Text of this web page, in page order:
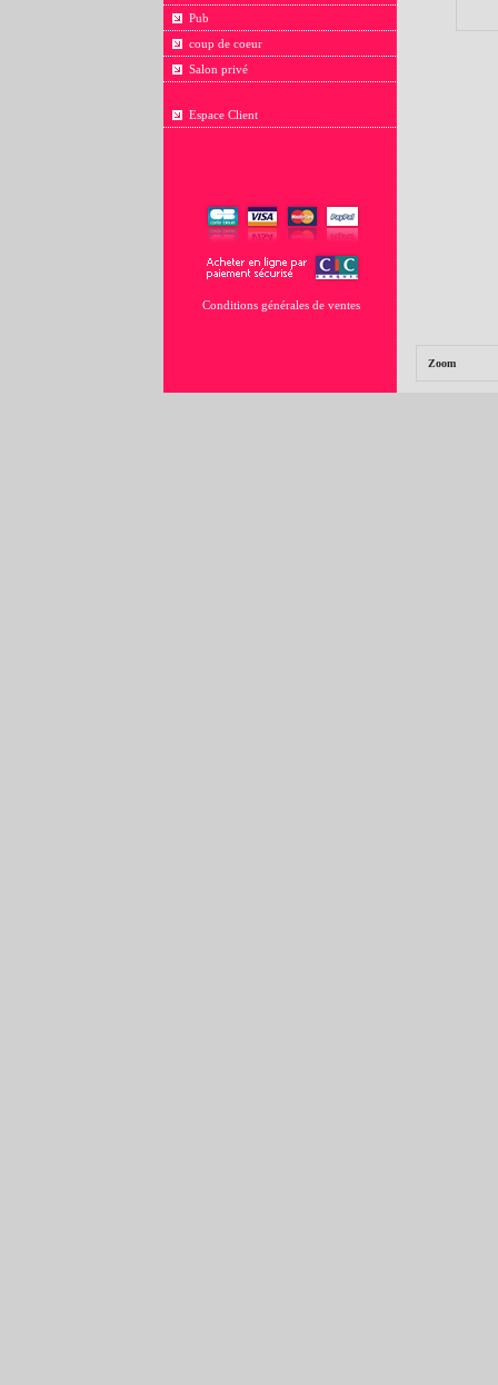
Pub
coup de coeur
Salon privé
Espace Client
Conditions générales de ventes
Zoom